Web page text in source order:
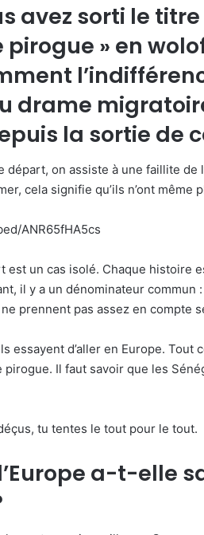
avez sorti le
» en
drame
la sortie de
on assiste à une faillite de
cela signifie qu’ils n’ont même
ANR65fHA5cs
est un cas isolé. Chaque histoire
il y a un dénominateur commun
prennent pas assez en compte
essayent d’aller en Europe. Tout
pirogue. Il faut savoir que les
tu tentes le tout pour le tout.
a-t-elle